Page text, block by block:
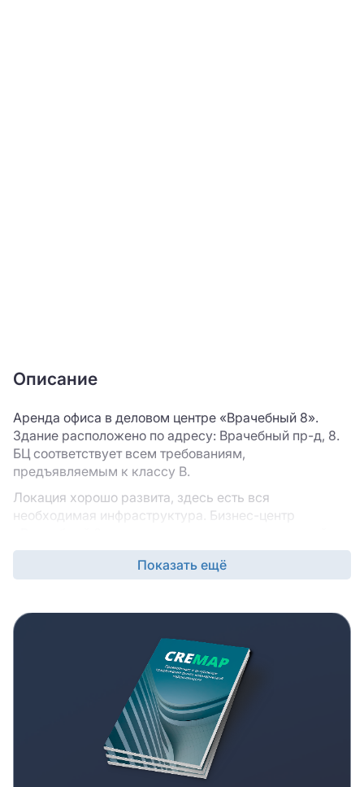
Описание
Аренда офиса в деловом центре «Врачебный 8».
Здание расположено по адресу: Врачебный пр-д, 8.
БЦ соответствует всем требованиям,
предъявляемым к классу B.
Локация хорошо развита, здесь есть вся
необходимая инфраструктура. Бизнес-центр
планировки, так что вы сможете найти такое, которое
лучше всего подходит под задачи именно вашего
Бизнес-центр «Врачебный 8» отлично расположен с
точки зрения транспортной доступности, вашей
команде и/или клиентам будет комфортно
добираться сюда из разных локаций. Состав
арендаторов делового комплекса обеспечит вашей
компании комфортное соседство.
Узнать детали аренды и выяснить дополнительные
параметры вакантных офисов вам помогут наши
консультанты. Оставляйте заявку на сайте через
кнопку “Запросить предложение” или форму
Показать ещё